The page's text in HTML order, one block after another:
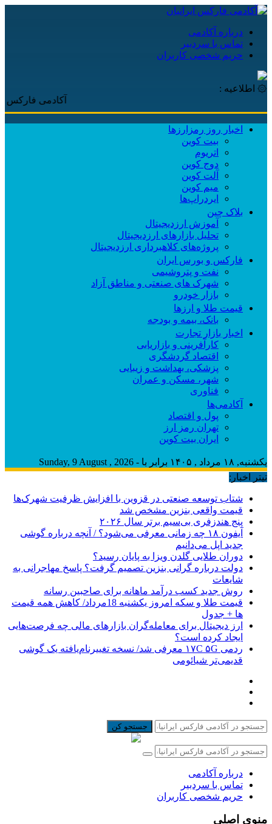
درباره آکادمی
تماس با سردبیر
حریم شخصی کاربران
۞ اطلاعیه :
آکادمی فارکس
اخبار روز رمزارزها
بیت کوین
اتریوم
دوج کوین
آلت کوین
میم کوین‌
ایردراپ‌ها
بلاک چین
آموزش ارزدیجیتال
تحلیل بازارهای ارزدیجیتال
پروژه‌های کلاهبرداری ارزدیجیتال
فارکس و بورس ایران
نفت و پتروشیمی
شهرک های صنعتی و مناطق آزاد
بازار خودرو
قیمت طلا و ارزها
بانک، بیمه و بودجه
اخبار بازار تجارت
کارآفرینی و بازاریابی
اقتصاد گردشگری
پزشکی، بهداشت و زیبایی
شهر، مسکن و عمران
فناوری
آکادمی‌ها
پول و اقتصاد
تهران رمز ارز
ایران بیت کوین
یکشنبه, ۱۸ مرداد , ۱۴۰۵ برابر با - Sunday, 9 August , 2026
تیتر اخبار:
شتاب توسعه صنعتی در قزوین با افزایش ظرفیت شهرک‌ها
قیمت واقعی بنزین مشخص شد
پنج هندزفری بی‌سیم برتر سال ۲۰۲۶
آیفون ۱۸ چه زمانی معرفی می‌شود؟ / آنچه درباره گوشی
جدید اپل می‌دانیم
دوران طلایی گلدن ویزا به پایان رسید؟
دولت درباره گرانی بنزین تصمیم گرفت؟ پاسخ مهاجرانی به
شایعات
روش جدید کسب درآمد ماهانه برای صاحبین رسانه
قیمت طلا و سکه امروز یکشنبه 18مرداد/ کاهش همه قیمت
ها + جدول
ارز دیجیتال برای معامله‌گران بازارهای مالی چه فرصت‌هایی
ایجاد کرده است؟
ردمی ۱۷C ۵G معرفی شد/ نسخه تغییرنام‌یافته یک گوشی
قدیمی‌تر شیائومی
جستجو کن
درباره آکادمی
تماس با سردبیر
حریم شخصی کاربران
منوی اصلی